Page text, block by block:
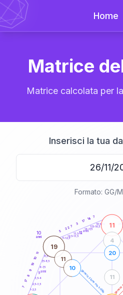
Home
Matrice
Matrice calcolata per
Inserisci la tua
Formato: GG/
generazione maschile
10
anni
1-2,5
2,5-3,5
3,5-4
6-7,5
7,5-8,5
8,5-9
11-12,5
12,5-13,5
13,5-14
16-17,5
17,5-18,5
18,5-19
7
17
8
9
19
10
11
5
227
3
17
14 7
11
19
4
20
11
11
10
5anni
15 anni